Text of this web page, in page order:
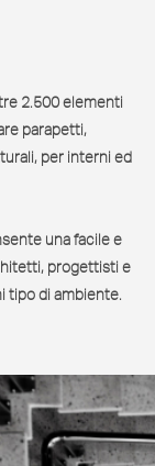
2.500 elementi
parapetti,
per interni ed
una facile e
progettisti e
tipo di ambiente.